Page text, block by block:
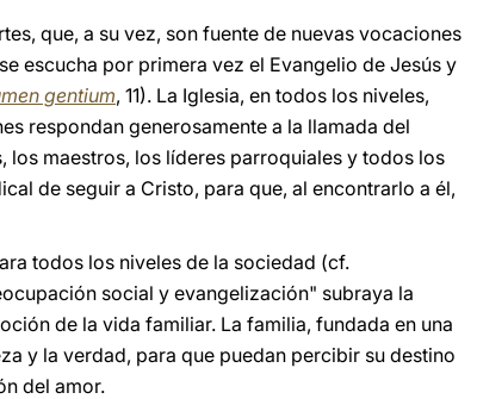
que, a su vez, son fuente de nuevas vocaciones
escucha por primera vez el Evangelio de Jesús y
gentium, 11). La Iglesia, en todos los niveles,
respondan generosamente a la llamada del
los maestros, los líderes parroquiales y todos los
de seguir a Cristo, para que, al encontrarlo a él,
todos los niveles de la sociedad (cf.
social y evangelización" subraya la
de la vida familiar. La familia, fundada en una
y la verdad, para que puedan percibir su destino
del amor.